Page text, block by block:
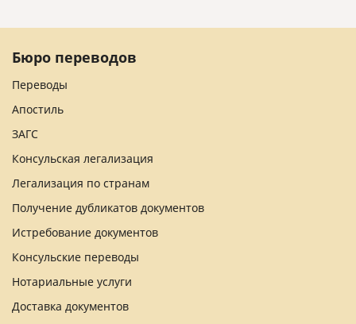
Бюро переводов
Переводы
Апостиль
ЗАГС
Консульская легализация
Легализация по странам
Получение дубликатов документов
Истребование документов
Консульские переводы
Нотариальные услуги
Доставка документов